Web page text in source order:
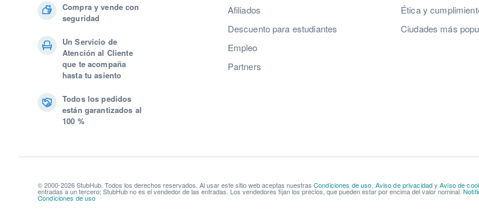
Compra y vende con
seguridad
Un Servicio de
Atención al Cliente
que te acompaña
hasta tu asiento
Todos los pedidos
están garantizados al
100 %
Afiliados
Descuento para estudiantes
Empleo
Partners
Ética y
Ciudades más
© 2000-2026 StubHub. Todos los derechos reservados. Al usar este sitio web aceptas nuestras Condiciones de uso Aviso de privacidadyAviso de
entradas a un tercero; StubHub no es el vendedor de las entradas. Los vendedores fijan los precios, que pueden estar por encima del valor nominal.
Condiciones de uso